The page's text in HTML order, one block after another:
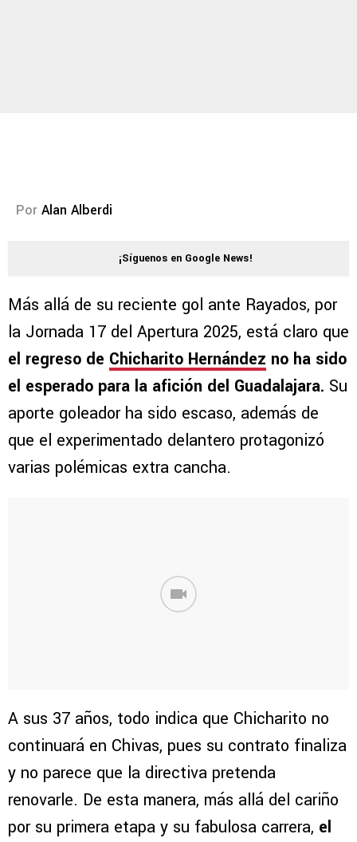
Por Alan Alberdi
¡Síguenos en Google News!
Más allá de su reciente gol ante Rayados, por
la Jornada 17 del Apertura 2025, está claro que
el regreso de Chicharito Hernández no ha sido
el esperado para la afición del Guadalajara. Su
aporte goleador ha sido escaso, además de
que el experimentado delantero protagonizó
varias polémicas extra cancha.
A sus 37 años, todo indica que Chicharito no
continuará en Chivas, pues su contrato finaliza
y no parece que la directiva pretenda
renovarle. De esta manera, más allá del cariño
por su primera etapa y su fabulosa carrera, el